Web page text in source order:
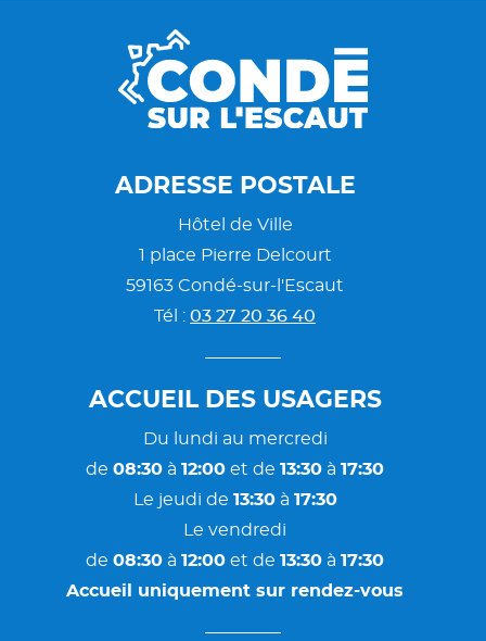
ADRESSE POSTALE
Hôtel de Ville
1 place Pierre Delcourt
59163 Condé-sur-l'Escaut
Tél : 03 27 20 36 40
ACCUEIL DES USAGERS
Du lundi au mercredi
de 08:30 à 12:00 et de 13:30 à 17:30
Le jeudi de 13:30à 17:30
Le vendredi
de 08:30 à 12:00 et de 13:30 à 17:30
Accueil uniquement sur rendez-vous